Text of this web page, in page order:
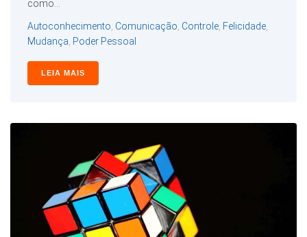
como...
Autoconhecimento, Comunicação, Controle, Felicidade,
Mudança, Poder Pessoal
LEIA MAIS